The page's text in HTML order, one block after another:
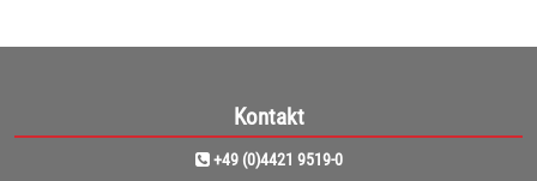
Kontakt
+49 (0)4421 9519-0